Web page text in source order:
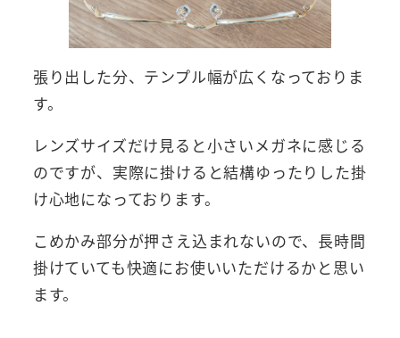
張り出した分、テンプル幅が広くなっておりま
す。
レンズサイズだけ見ると小さいメガネに感じる
のですが、実際に掛けると結構ゆったりした掛
け心地になっております。
こめかみ部分が押さえ込まれないので、長時間
掛けていても快適にお使いいただけるかと思い
ます。